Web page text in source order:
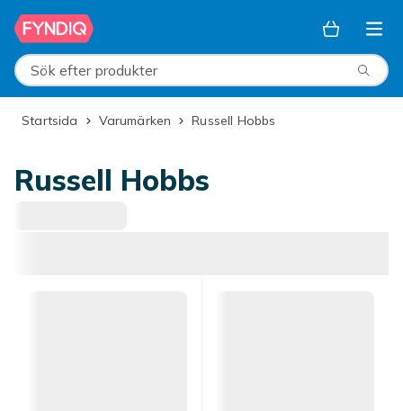
Hoppa till huvudinnehållet
Sök efter produkter
Startsida Varumärken Russell Hobbs
Russell Hobbs